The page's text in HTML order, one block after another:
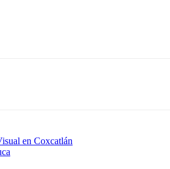
en Coxcatlán